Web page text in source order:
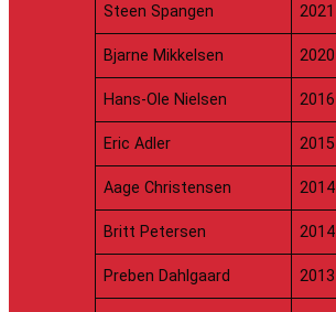
Steen Spangen 2021
Bjarne Mikkelsen 2020
Hans-Ole Nielsen 2016
Eric Adler 2015
Aage Christensen 2014
Britt Petersen 2014
Preben Dahlgaard 2013